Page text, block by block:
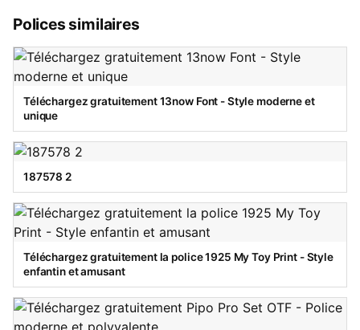
Polices similaires
Téléchargez gratuitement 13now Font - Style moderne et
unique
187578 2
Téléchargez gratuitement la police 1925 My Toy Print - Style
enfantin et amusant